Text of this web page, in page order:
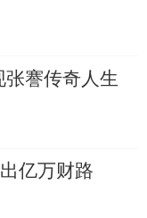
謇传奇人生
亿万财路